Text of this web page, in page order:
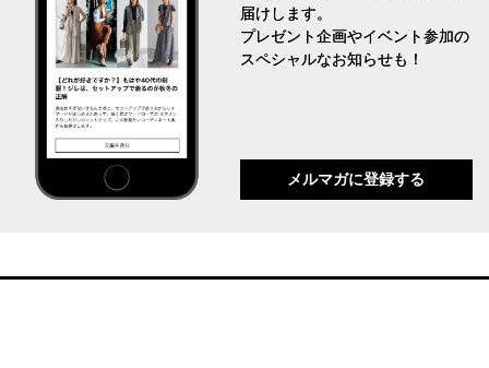
届けします。
プレゼント企画やイベント参加の
スペシャルなお知らせも！
メルマガに登録する